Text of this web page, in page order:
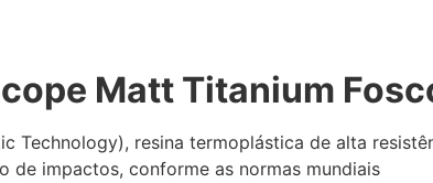
Matt Titanium
Technology), resina termoplástica de alta
de impactos, conforme as normas mundiais